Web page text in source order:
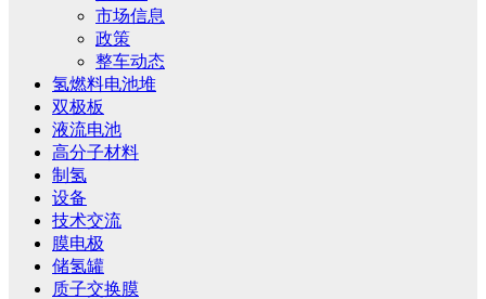
市场信息
政策
整车动态
氢燃料电池堆
双极板
液流电池
高分子材料
制氢
设备
技术交流
膜电极
储氢罐
质子交换膜